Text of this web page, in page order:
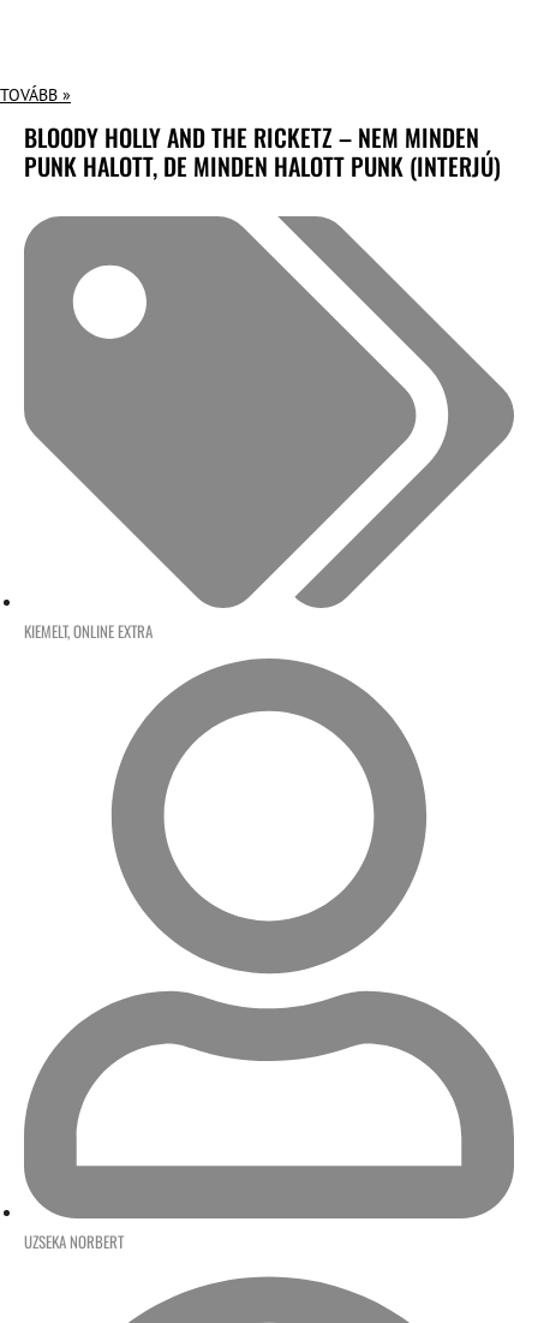
TOVÁBB »
BLOODY HOLLY AND THE RICKETZ – NEM MINDEN
PUNK HALOTT, DE MINDEN HALOTT PUNK (INTERJÚ)
KIEMELT,ONLINE EXTRA
UZSEKA NORBERT